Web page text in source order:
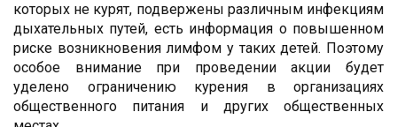
которых не курят, подвержены различным инфекциям
дыхательных путей, есть информация о повышенном
риске возникновения лимфом у таких детей. Поэтому
особое внимание при проведении акции будет
уделено ограничению курения в организациях
общественного питания и других общественных